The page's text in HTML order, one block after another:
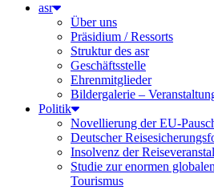
asr
Über uns
Präsidium / Ressorts
Struktur des asr
Geschäftsstelle
Ehrenmitglieder
Bildergalerie –
Politik
Novellierung der EU-
Deutscher
Insolvenz der
Studie zur enormen
Tourismus